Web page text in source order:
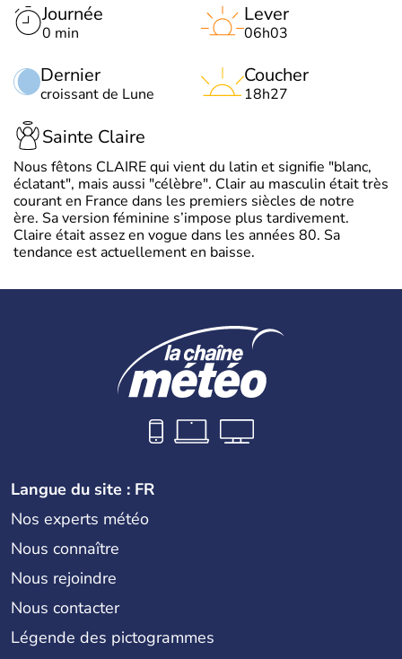
Journée
0 min
Dernier
croissant de Lune
Lever
06h03
Coucher
18h27
Sainte Claire
Nous fêtons CLAIRE qui vient du latin et signifie "blanc,
éclatant", mais aussi "célèbre". Clair au masculin était très
courant en France dans les premiers siècles de notre
ère. Sa version féminine s’impose plus tardivement.
Claire était assez en vogue dans les années 80. Sa
tendance est actuellement en baisse.
Langue du site : FR
Nos experts météo
Nous connaître
Nous rejoindre
Nous contacter
Légende des pictogrammes